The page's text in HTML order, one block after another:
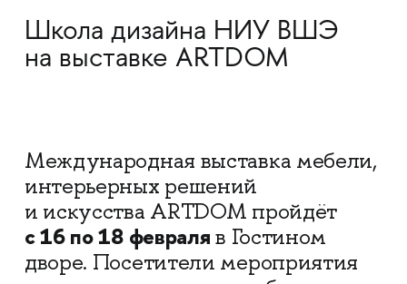
Школа дизайна НИУ ВШЭ
на выставке ARTDOM
Международная выставка мебели,
интерьерных решений
и искусства ARTDOM пройдёт
с 16 по 18 февраля в Гостином
дворе. Посетители мероприятия